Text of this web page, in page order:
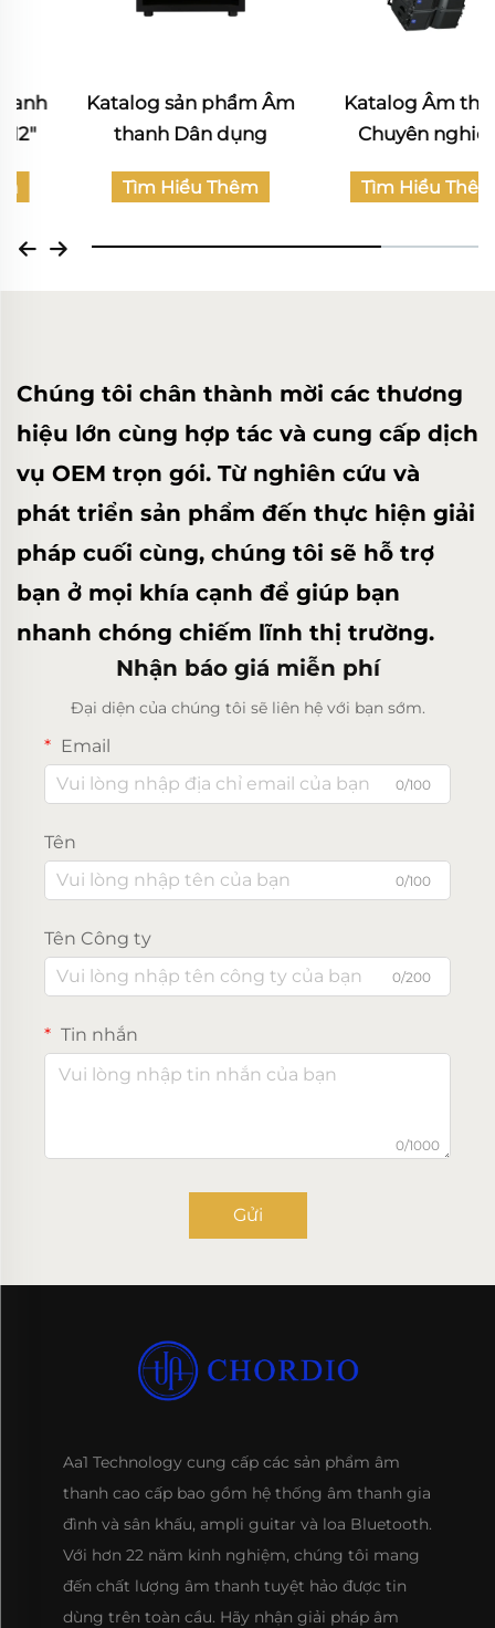
Katalog sản phẩm Âm
thanh Dân dụng
Tìm Hiểu Thêm
Katalog Âm thanh
Chuyên nghiệp
Tìm Hiểu Thêm
Chúng tôi chân thành mời các thương
hiệu lớn cùng hợp tác và cung cấp dịch
vụ OEM trọn gói. Từ nghiên cứu và
phát triển sản phẩm đến thực hiện giải
pháp cuối cùng, chúng tôi sẽ hỗ trợ
bạn ở mọi khía cạnh để giúp bạn
nhanh chóng chiếm lĩnh thị trường.
Nhận báo giá miễn phí
Đại diện của chúng tôi sẽ liên hệ với bạn sớm.
Email
0/100
Tên
0/100
Tên Công ty
0/200
Tin nhắn
0/1000
Gửi
Aa1 Technology cung cấp các sản phẩm âm
thanh cao cấp bao gồm hệ thống âm thanh gia
đình và sân khấu, ampli guitar và loa Bluetooth.
Với hơn 22 năm kinh nghiệm, chúng tôi mang
đến chất lượng âm thanh tuyệt hảo được tin
dùng trên toàn cầu. Hãy nhận giải pháp âm